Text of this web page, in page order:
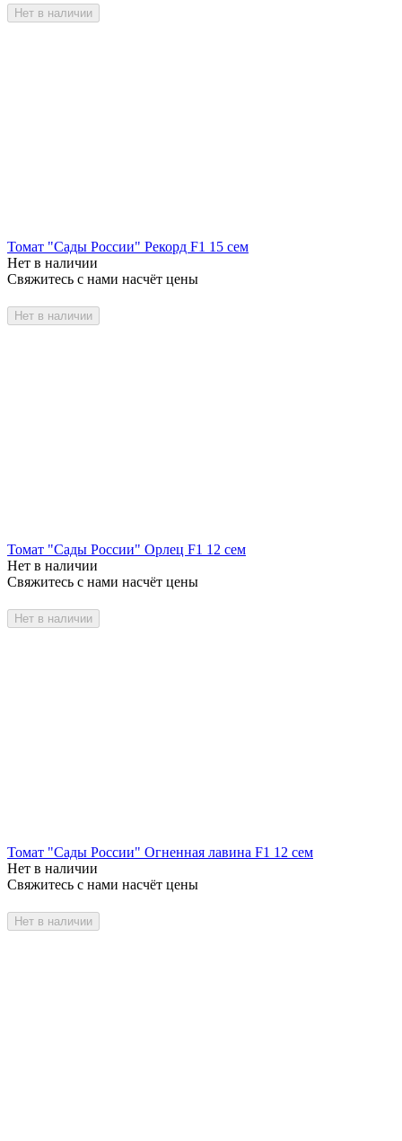
Нет в наличии
Томат "Сады России" Рекорд F1 15 сем
Нет в наличии
Свяжитесь с нами насчёт цены
Нет в наличии
Томат "Сады России" Орлец F1 12 сем
Нет в наличии
Свяжитесь с нами насчёт цены
Нет в наличии
Томат "Сады России" Огненная лавина F1 12 сем
Нет в наличии
Свяжитесь с нами насчёт цены
Нет в наличии